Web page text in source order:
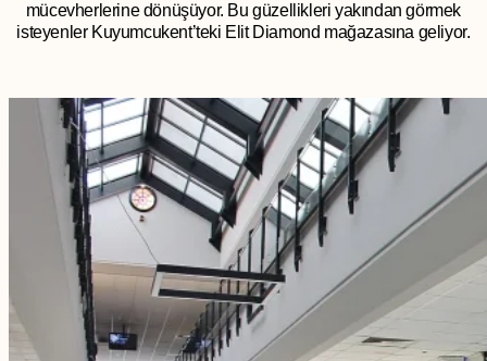
mücevherlerine dönüşüyor. Bu güzellikleri yakından görmek
isteyenler Kuyumcukent’teki Elit Diamond mağazasına geliyor.